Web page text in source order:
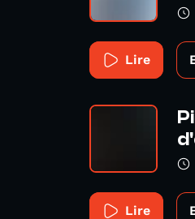
Lire
Lire